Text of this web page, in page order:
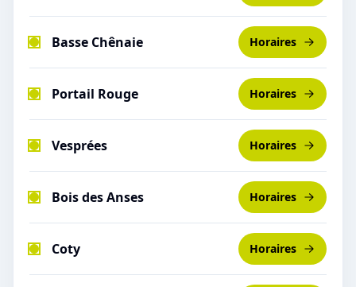
Basse Chênaie Horaires
Portail Rouge Horaires
Vesprées Horaires
Bois des Anses Horaires
Coty Horaires